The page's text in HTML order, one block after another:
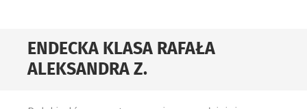
ENDECKA KLASA RAFAŁA
ALEKSANDRA Z.